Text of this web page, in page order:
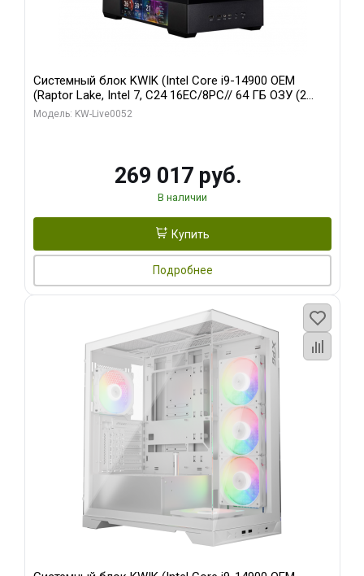
Системный блок KWIK (Intel Core i9-14900 OEM
(Raptor Lake, Intel 7, C24 16EC/8PC// 64 ГБ ОЗУ (2
модуля)/ Palit RTX5080 GAMINGPRO OC 16GB GDDR7
Модель: KW-Live0052
269 017 руб.
В наличии
Купить
Подробнее